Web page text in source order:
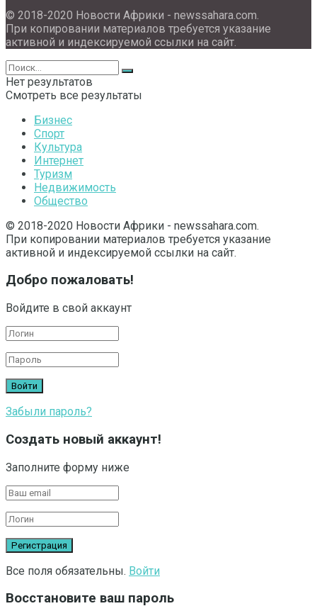
© 2018-2020 Новости Африки - newssahara.com.
При копировании материалов требуется указание
активной и индексируемой ссылки на сайт.
Нет результатов
Смотреть все результаты
Бизнес
Спорт
Культура
Интернет
Туризм
Недвижимость
Общество
© 2018-2020 Новости Африки - newssahara.com.
При копировании материалов требуется указание
активной и индексируемой ссылки на сайт.
Добро пожаловать!
Войдите в свой аккаунт
Забыли пароль?
Создать новый аккаунт!
Заполните форму ниже
Все поля обязательны. Войти
Восстановите ваш пароль